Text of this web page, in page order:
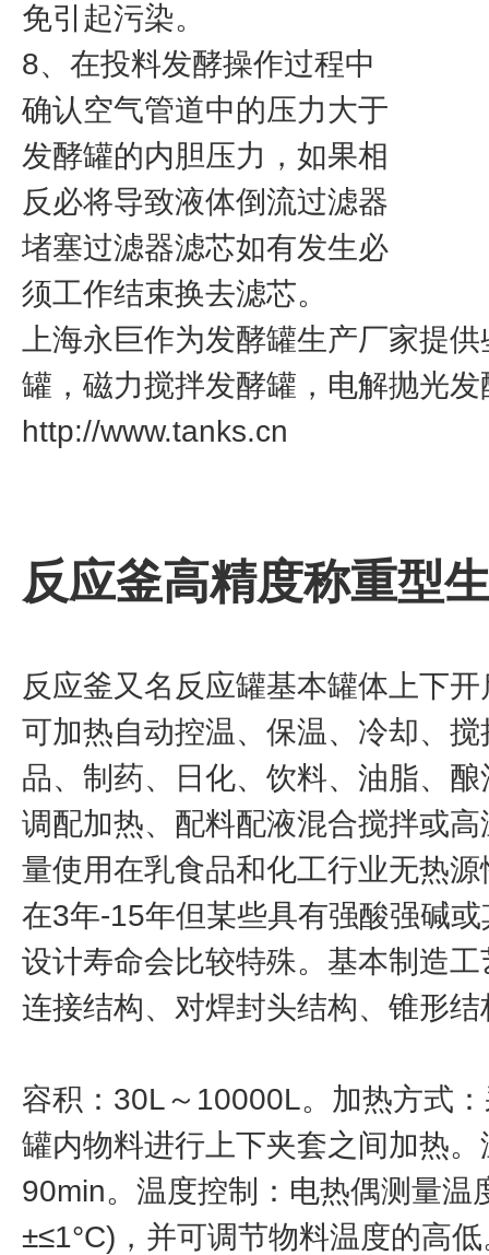
免引起污染。
8、在投料发酵操作过程中
确认空气管道中的压力大于
发酵罐的内胆压力，如果相
反必将导致液体倒流过滤器
堵塞过滤器滤芯如有发生必
须工作结束换去滤芯。
上海永巨作为发酵罐生产厂家提
罐，磁力搅拌发酵罐，电解抛光
http://www.tanks.cn
反应釜高精度称重型
反应釜又名反应罐基本罐体上下
可加热自动控温、保温、冷却、
品、制药、日化、饮料、油脂、
调配加热、配料配液混合搅拌或
量使用在乳食品和化工行业无热
在3年-15年但某些具有强酸强碱
设计寿命会比较特殊。基本制造
连接结构、对焊封头结构、锥形
容积：30L～10000L。加热方式
罐内物料进行上下夹套之间加热
90min。温度控制：电热偶测量
±≤1°C)，并可调节物料温度的高